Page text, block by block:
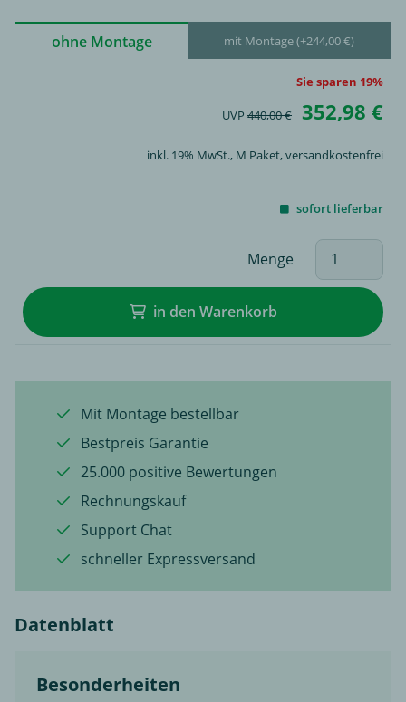
ohne Montage mit Montage (+244,00 €)
Sie sparen 19%
UVP 440,00 € 352,98 €
inkl. 19% MwSt., M Paket, versandkostenfrei
sofort lieferbar
Menge
in den Warenkorb
Mit Montage bestellbar
Bestpreis Garantie
25.000 positive Bewertungen
Rechnungskauf
Support Chat
schneller Expressversand
Datenblatt
Besonderheiten